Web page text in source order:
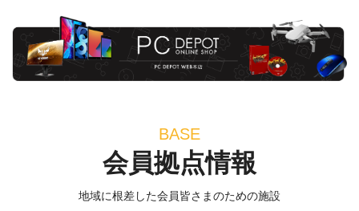
BASE
会員拠点情報
地域に根差した会員皆さまのための施設